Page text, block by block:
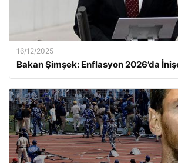
16/12/2025
Bakan Şimşek: Enflasyon 2026’da